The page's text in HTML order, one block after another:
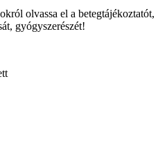
olvassa el a betegtájékoztatót,
gyógyszerészét!